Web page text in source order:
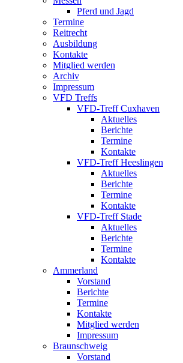
Pferd und Jagd
Termine
Reitrecht
Ausbildung
Kontakte
Mitglied werden
Archiv
Impressum
VFD Treffs
VFD-Treff Cuxhaven
Aktuelles
Berichte
Termine
Kontakte
VFD-Treff Heeslingen
Aktuelles
Berichte
Termine
Kontakte
VFD-Treff Stade
Aktuelles
Berichte
Termine
Kontakte
Ammerland
Vorstand
Berichte
Termine
Kontakte
Mitglied werden
Impressum
Braunschweig
Vorstand